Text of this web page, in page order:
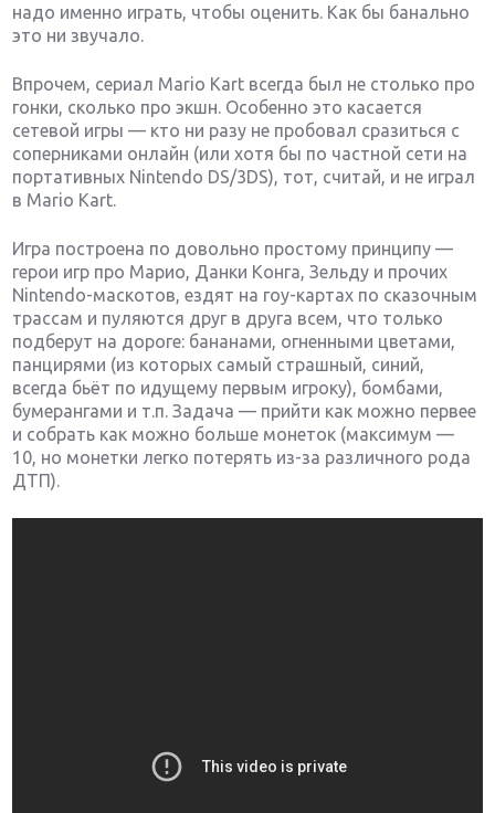
надо именно играть, чтобы оценить. Как бы банально
это ни звучало.
Впрочем, сериал Mario Kart всегда был не столько про
гонки, сколько про экшн. Особенно это касается
сетевой игры — кто ни разу не пробовал сразиться с
соперниками онлайн (или хотя бы по частной сети на
портативных Nintendo DS/3DS), тот, считай, и не играл
в Mario Kart.
Игра построена по довольно простому принципу —
герои игр про Марио, Данки Конга, Зельду и прочих
Nintendo-маскотов, ездят на гоу-картах по сказочным
трассам и пуляются друг в друга всем, что только
подберут на дороге: бананами, огненными цветами,
панцирями (из которых самый страшный, синий,
всегда бьёт по идущему первым игроку), бомбами,
бумерангами и т.п. Задача — прийти как можно первее
и собрать как можно больше монеток (максимум —
10, но монетки легко потерять из-за различного рода
ДТП).